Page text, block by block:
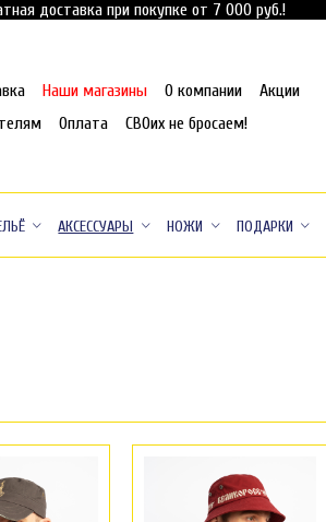
доставка при покупке от 7 000 руб.!
Наши магазины О компании
Акции
Оплата СВОих не бросаем!
АКСЕССУАРЫ НОЖИ ПОДАРКИ